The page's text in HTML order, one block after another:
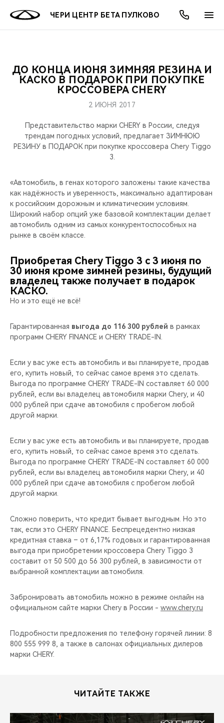
ЧЕРИ ЦЕНТР БЕТА ПУЛКОВО
МОДЕЛИ
КРОССОВЕРЫ
НОВИНКИ
ПОКУПАТЕЛЯМ
КРЕДИТ И СТРАХОВАНИЕ
ВЛАДЕЛЬЦАМ
ЗАПЧАСТИ И АКСЕССУАРЫ
ПОДДЕРЖКА
МИР CHERY
О БРЕНДЕ
CHERY В СОЦСЕТЯХ
БЛАГОТВОРИТЕЛЬНОСТЬ
CHERY REMOTE
НАШИ МЕРОПРИЯТИЯ
ВИДЕООБЗОРЫ
CHERY ДЛЯ ДЕТЕЙ
АКЦИИ
ОНЛАЙН СЕРВИСЫ
КРЕДИТ
О КОМПАНИИ
МЫ В СОЦСЕТЯХ
ДО КОНЦА ИЮНЯ ЗИМНЯЯ РЕЗИНА И
КАСКО В ПОДАРОК ПРИ ПОКУПКЕ
КРОССОВЕРА CHERY
2 ИЮНЯ 2017
Представительство марки CHERY в России, следуя
трендам погодных условий, предлагает ЗИМНЮЮ
РЕЗИНУ в ПОДАРОК при покупке кроссовера Chery Tiggo
3.
«Автомобиль, в генах которого заложены такие качества
как надёжность и уверенность, максимально адаптирован
к российским дорожным и климатическим условиям.
Широкий набор опций уже базовой комплектации делает
автомобиль одним из самых конкурентоспособных на
рынке в своём классе.
Приобретая Chery Tiggo 3 с 3 июня по
30 июня кроме зимней резины, будущий
владелец также получает в подарок
КАСКО.
Но и это ещё не всё!
Гарантированная выгода до 116 300 рублей в рамках
программ CHERY FINANCE и CHERY TRADE-IN.
Если у вас уже есть автомобиль и вы планируете, продав
его, купить новый, то сейчас самое время это сделать.
Выгода по программе CHERY TRADE-IN составляет 60 000
рублей, если вы владелец автомобиля марки Chery, и 40
000 рублей при сдаче автомобиля с пробегом любой
другой марки.
Если у вас уже есть автомобиль и вы планируете, продав
его, купить новый, то сейчас самое время это сделать.
Выгода по программе CHERY TRADE-IN составляет 60 000
рублей, если вы владелец автомобиля марки Chery, и 40
000 рублей при сдаче автомобиля с пробегом любой
другой марки.
Сложно поверить, что кредит бывает выгодным. Но это
так, если это CHERY FINANCE. Беспрецедентно низкая
кредитная ставка – от 6,17% годовых и гарантированная
выгода при приобретении кроссовера Chery Tiggo 3
составит от 50 500 до 56 300 рублей, в зависимости от
выбранной комплектации автомобиля.
Забронировать автомобиль можно в режиме онлайн на
официальном сайте марки Chery в России - www.chery.ru
Подробности предложения по телефону горячей линии: 8
800 555 999 8, а также в салонах официальных дилеров
марки CHERY.
ЧИТАЙТЕ ТАКЖЕ